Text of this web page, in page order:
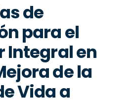
de
para el
Integral en
de la
Vida a